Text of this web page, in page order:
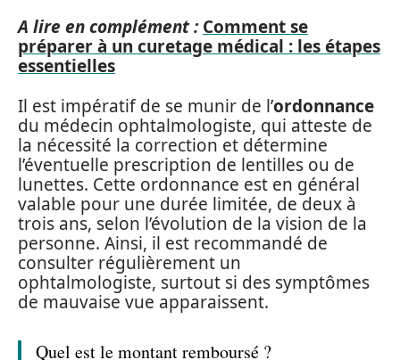
A lire en complément : Comment se
préparer à un curetage médical : les étapes
essentielles
Il est impératif de se munir de l’ordonnance
du médecin ophtalmologiste, qui atteste de
la nécessité la correction et détermine
l’éventuelle prescription de lentilles ou de
lunettes. Cette ordonnance est en général
valable pour une durée limitée, de deux à
trois ans, selon l’évolution de la vision de la
personne. Ainsi, il est recommandé de
consulter régulièrement un
ophtalmologiste, surtout si des symptômes
de mauvaise vue apparaissent.
Quel est le montant remboursé ?